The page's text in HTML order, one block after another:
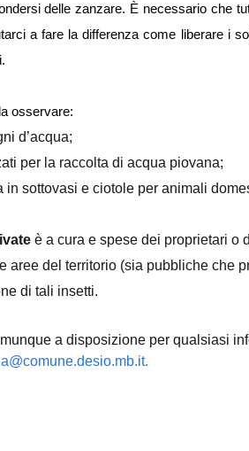
delle zanzare. È necessario che
a fare la differenza come liberare i
osservare:
d’acqua;
per la raccolta di acqua piovana;
in sottovasi e ciotole per animali
è a cura e spese dei proprietari o
aree del territorio (sia pubbliche che
di tali insetti.
a disposizione per qualsiasi